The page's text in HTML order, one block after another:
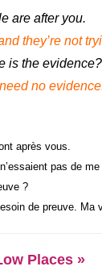
are after you.
they’re not
is the evidence?
no
après vous.
pas de
?
de preuve. Ma
Places »